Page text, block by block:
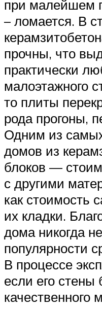
при малейшем
– ломается. В
прочны, что
практически
малоэтажного
то плиты
рода прогоны,
Одним из
домов из
блоков —
с другими
как стоимость
их кладки.
дома никогда
популярности
В процессе
если его
качественного